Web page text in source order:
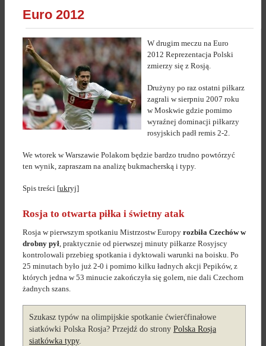
Euro 2012
W drugim meczu na Euro
2012 Reprezentacja Polski
zmierzy się z Rosją.
Drużyny po raz ostatni piłkarz
zagrali w sierpniu 2007 roku
w Moskwie gdzie pomimo
wyraźnej dominacji piłkarzy
rosyjskich padł remis 2-2.
We wtorek w Warszawie Polakom będzie bardzo trudno powtórzyć
ten wynik, zapraszam na analizę bukmacherską i typy.
Spis treści [ukryj]
Rosja to otwarta piłka i świetny atak
Rosja w pierwszym spotkaniu Mistrzostw Europy rozbiła Czechów w
drobny pył, praktycznie od pierwszej minuty piłkarze Rosyjscy
kontrolowali przebieg spotkania i dyktowali warunki na boisku. Po
25 minutach było już 2-0 i pomimo kilku ładnych akcji Pepików, z
których jedna w 53 minucie zakończyła się golem, nie dali Czechom
żadnych szans.
Szukasz typów na olimpijskie spotkanie ćwierćfinałowe
siatkówki Polska Rosja? Przejdź do strony Polska Rosja
siatkówka typy.